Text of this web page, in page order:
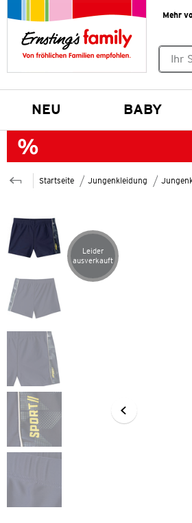
Mehr
NEU BABY
Startseite Jungenkleidung
Artikel leider ausverkauft
Leider
ausverkauft